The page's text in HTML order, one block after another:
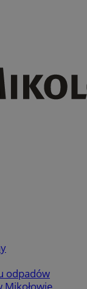
odpadów